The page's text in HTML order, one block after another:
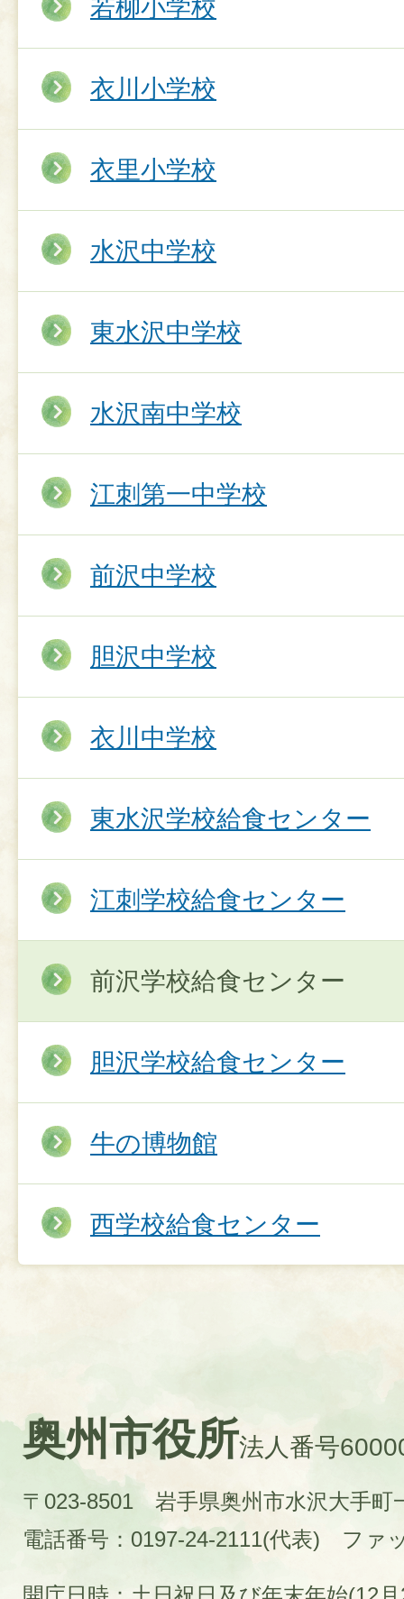
若柳小学校
衣川小学校
衣里小学校
水沢中学校
東水沢中学校
水沢南中学校
江刺第一中学校
前沢中学校
胆沢中学校
衣川中学校
東水沢学校給食センター
江刺学校給食センター
前沢学校給食センター
胆沢学校給食センター
牛の博物館
西学校給食センター
奥州市役所法人番号
〒023-8501 岩手県奥州市水沢大手町
電話番号：0197-24-2111(代表)
ファ